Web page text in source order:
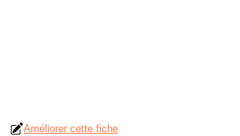
Améliorer cette fiche